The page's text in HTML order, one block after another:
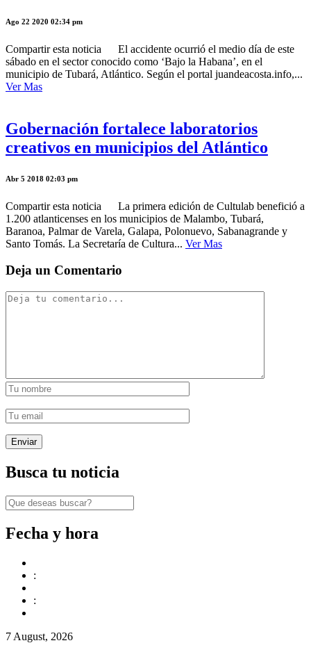
Ago 22 2020 02:34 pm
Compartir esta noticia El accidente ocurrió el medio día de este
sábado en el sector conocido como ‘Bajo la Habana’, en el
municipio de Tubará, Atlántico. Según el portal juandeacosta.info,...
Ver Mas
Gobernación fortalece laboratorios
creativos en municipios del Atlántico
Abr 5 2018 02:03 pm
Compartir esta noticia La primera edición de Cultulab benefició a
1.200 atlanticenses en los municipios de Malambo, Tubará,
Baranoa, Palmar de Varela, Galapa, Polonuevo, Sabanagrande y
Santo Tomás. La Secretaría de Cultura... Ver Mas
Deja un Comentario
Busca tu noticia
Fecha y hora
:
:
7 August, 2026